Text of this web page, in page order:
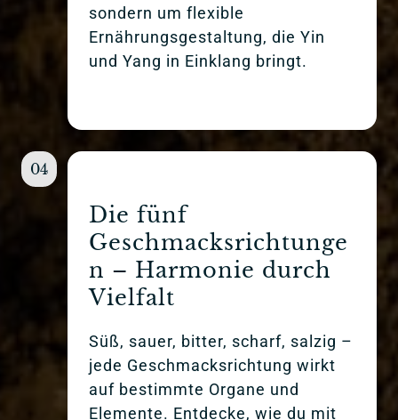
sondern um flexible
Ernährungsgestaltung, die Yin
und Yang in Einklang bringt.
04
Die fünf
Geschmacksrichtunge
n – Harmonie durch
Vielfalt
Süß, sauer, bitter, scharf, salzig –
jede Geschmacksrichtung wirkt
auf bestimmte Organe und
Elemente. Entdecke, wie du mit